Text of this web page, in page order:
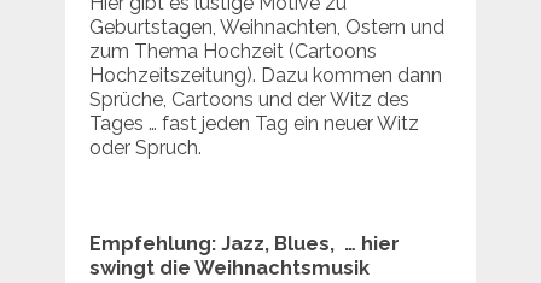
Geburtstagen, Weihnachten, Ostern und
zum Thema Hochzeit (Cartoons
Hochzeitszeitung). Dazu kommen dann
Sprüche, Cartoons und der Witz des
Tages … fast jeden Tag ein neuer Witz
oder Spruch.
Empfehlung: Jazz, Blues, … hier
swingt die Weihnachtsmusik